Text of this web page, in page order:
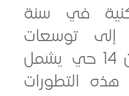
سنة
توسعات
تتكون من 14 حي يشمل